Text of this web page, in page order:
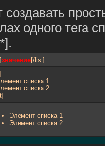
создавать
одного тега
значение[/list]
списка 1
списка 2
Элемент списка 1
Элемент списка 2